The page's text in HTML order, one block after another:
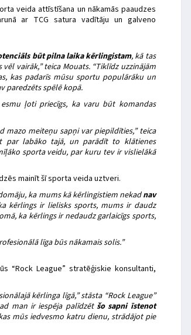
veida attīstīšana un nākamās paaudzes
ar TCG satura vadītāju un galveno
būt pilna laika kērlingistam, kā tas
vairāk,” teica Mouats. “Tiklīdz uzzinājām
kas padarīs mūsu sportu populārāku un
paredzēts spēlē kopā.
ļoti priecīgs, ka varu būt komandas
mazo meiteņu sapņi var piepildīties,” teica
par labāko tajā, un parādīt to klātienes
sporta veidu, par kuru tev ir vislielākā
mainīt šī sporta veida uztveri.
ka mums kā kērlingistiem nekadnav
kērlings ir lielisks sports, mums ir daudz
ka kērlings ir nedaudz garlaicīgs sports,
līga būs nākamais solis.”
“Rock League” stratēģiskie konsultanti,
kērlinga līgā,” stāsta “Rock League”
man ir iespēja palīdzētšo sapni īstenot
mūs iedvesmo katru dienu, strādājot pie